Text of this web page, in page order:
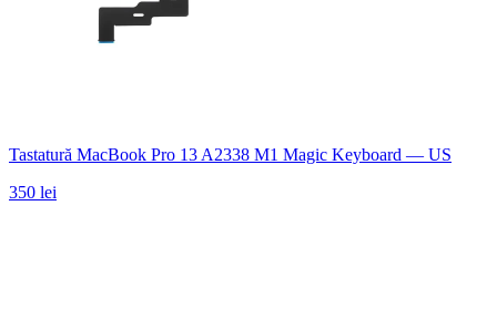
Tastatură MacBook Pro 13 A2338 M1 Magic Keyboard — US
350 lei